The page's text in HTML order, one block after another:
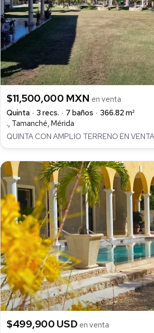
$11,500,000 MXN en venta
Quinta
3 recs. 7 baños
366.82 m²
., Tamanché, Mérida
QUINTA CON AMPLIO TERRENO EN
$499,900 USD en venta